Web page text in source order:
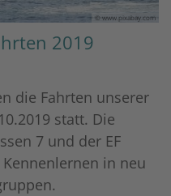
© www.pixabay.com
2019
die Fahrten unserer
statt. Die
7 und der EF
in neu